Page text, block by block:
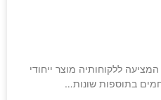
ללקוחותיה מוצר ייחודי
בתוספות שונות…